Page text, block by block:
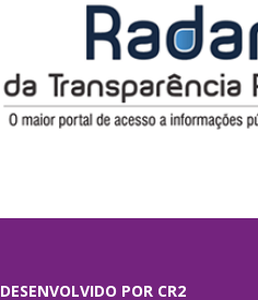
DESENVOLVIDO POR CR2